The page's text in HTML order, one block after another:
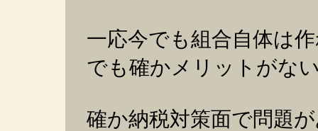
一応今でも組合自体は
でも確かメリットがな
確か納税対策面で問題